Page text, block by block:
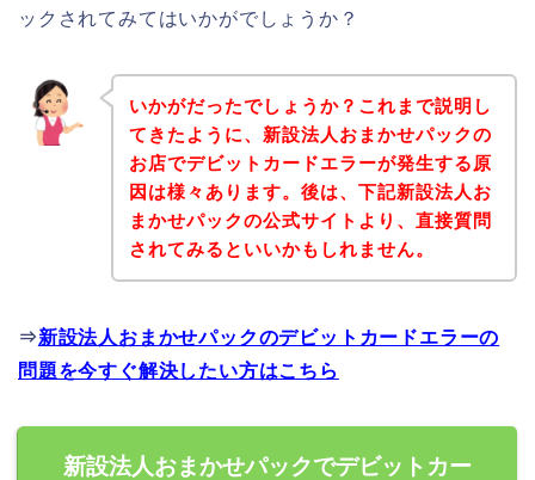
ックされてみてはいかがでしょうか？
いかがだったでしょうか？これまで説明し
てきたように、新設法人おまかせパックの
お店でデビットカードエラーが発生する原
因は様々あります。後は、下記新設法人お
まかせパックの公式サイトより、直接質問
されてみるといいかもしれません。
⇒新設法人おまかせパックのデビットカードエラーの
問題を今すぐ解決したい方はこちら
新設法人おまかせパックでデビットカー